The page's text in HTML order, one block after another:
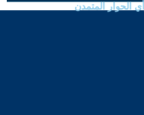
الحوار المتمدن